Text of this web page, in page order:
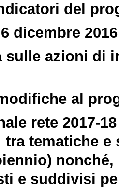
del
dicembre 2016
sulle azioni di
al
rete 2017-
tematiche
e suddivisi